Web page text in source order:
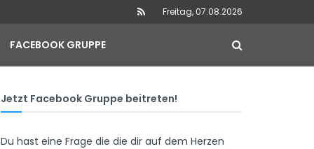
Freitag, 07.08.2026
FACEBOOK GRUPPE
Jetzt Facebook Gruppe beitreten!
Du hast eine Frage die die dir auf dem Herzen